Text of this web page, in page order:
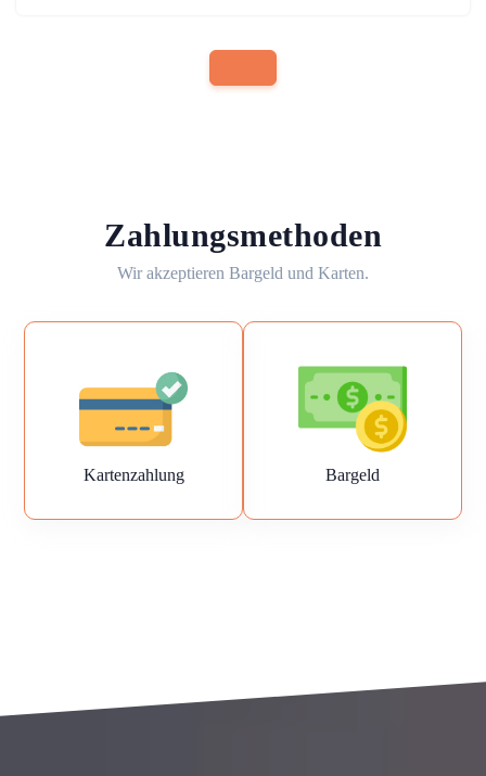
Zahlungsmethoden
Wir akzeptieren Bargeld und Karten.
Kartenzahlung Bargeld